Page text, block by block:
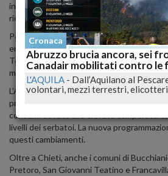
interessate solo il 22, 24 e 26 luglio.
riduzione dell'erogazione a 25 litri al
Per mitigare i disagi, il Comune ha
erogazione di acqua potabile: uno al
Terminal, accessibile senza orari
mercato coperto di Via Ortona, disponibile
L’Aca spiega che queste misure sono
progressivo calo della portata delle
consumi dovuto alle elevate temperature,
livelli dei serbatoi. La nuova
questi cambiamenti.
Oltre a Chieti, anche i comuni di
Pretoro, San Giovanni Teatino e
Cronaca
Abruzzo brucia ancora, sei
Canadair mobilitati contro le
L'AQUILA - Dall’Aquilano al
volontari, mezzi terrestri, elicotteri